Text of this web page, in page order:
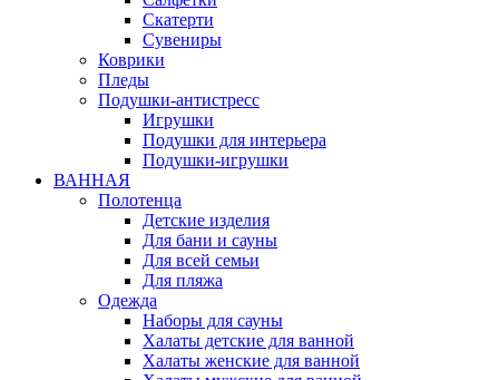
Скатерти
Сувениры
Коврики
Пледы
Подушки-антистресс
Игрушки
Подушки для интерьера
Подушки-игрушки
ВАННАЯ
Полотенца
Детские изделия
Для бани и сауны
Для всей семьи
Для пляжа
Одежда
Наборы для сауны
Халаты детские для ванной
Халаты женские для ванной